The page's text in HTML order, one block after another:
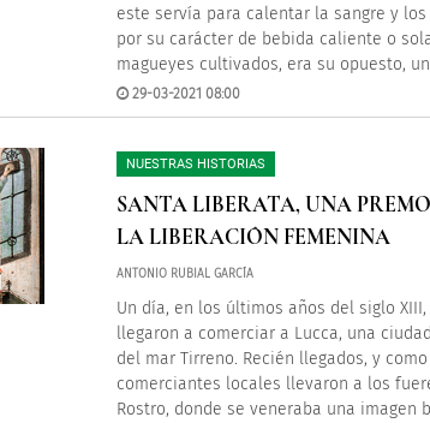
este servía para calentar la sangre y
por su carácter de bebida caliente o
magueyes cultivados, era su opuesto,
29-03-2021 08:00
NUESTRAS HISTORIAS
SANTA LIBERATA, UNA
LA LIBERACIÓN FEMENINA
ANTONIO RUBIAL GARCÍA
Un día, en los últimos años del siglo
llegaron a comerciar a Lucca, una
del mar Tirreno. Recién llegados, y
comerciantes locales llevaron a los
Rostro, donde se veneraba una imagen